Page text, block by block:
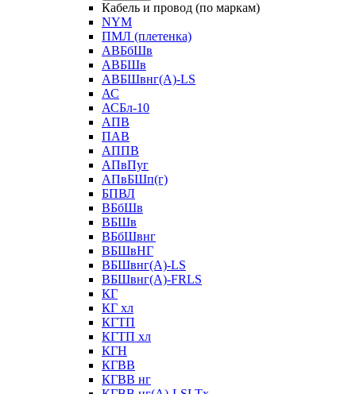
Кабель и провод (по маркам)
NYM
ПМЛ (плетенка)
АВБбШв
АВБШв
АВБШвнг(А)-LS
АС
АСБл-10
АПВ
ПАВ
АППВ
АПвПуг
АПвБШп(г)
БПВЛ
ВБбШв
ВБШв
ВБбШвнг
ВБШвНГ
ВБШвнг(А)-LS
ВБШвнг(А)-FRLS
КГ
КГ хл
КГТП
КГТП хл
КГН
КГВВ
КГВВ нг